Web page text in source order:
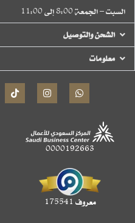
السبت – الجمعة 8:00 إلى 11:00
الشحن والتوصيل
معلومات
0000192663
معروف 175541